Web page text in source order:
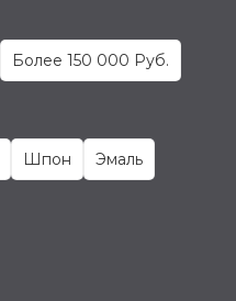
Более 150 000 Руб.
Шпон Эмаль